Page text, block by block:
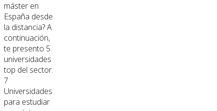
máster en
España desde
la distancia? A
continuación,
te presento 5
universidades
top del sector.
7
Universidades
para estudiar